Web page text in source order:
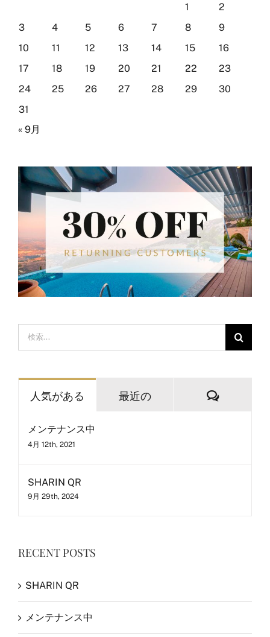
1
2
3
4 5 6 7 8
9
10
11 12 13 14 15
16
17
18 19 20 21 22
23
24
25 26 27 28 29
30
31
« 9月
索
人気がある 最近の
コ
メンテナンス中
4月 12th, 2021
SHARIN QR
9月 29th, 2024
RECENT POSTS
SHARIN QR
メンテナンス中